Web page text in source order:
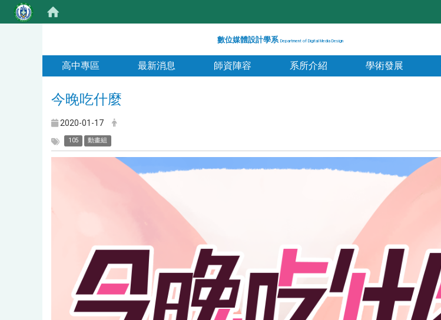
數位媒體設計學系 Department of Digital Media Design
高中專區 最新消息 師資陣容 系所介紹 學術發展
今晚吃什麼
2020-01-17
105 動畫組